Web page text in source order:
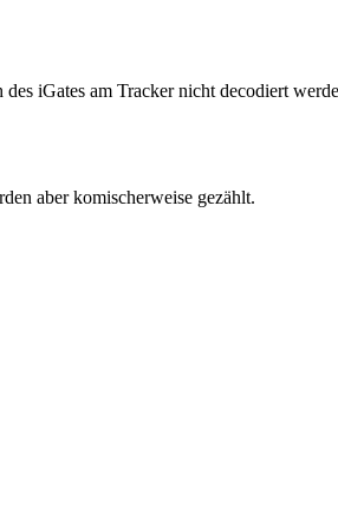
iGates am Tracker nicht decodiert
aber komischerweise gezählt.